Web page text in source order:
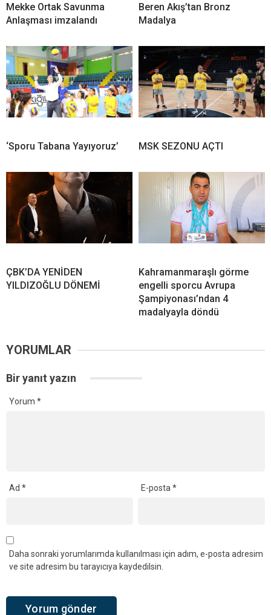
Mekke Ortak Savunma
Anlaşması imzalandı
Beren Akış’tan Bronz
Madalya
‘Sporu Tabana Yayıyoruz’ MSK SEZONU AÇTI
ÇBK’DA YENİDEN
YILDIZOĞLU DÖNEMİ
Kahramanmaraşlı görme
engelli sporcu Avrupa
Şampiyonası’ndan 4
madalyayla döndü
YORUMLAR
Bir yanıt yazın
Yorum *
Ad * E-posta*
Daha sonraki yorumlarımda kullanılması için adım, e-posta adresim
ve site adresim bu tarayıcıya kaydedilsin.